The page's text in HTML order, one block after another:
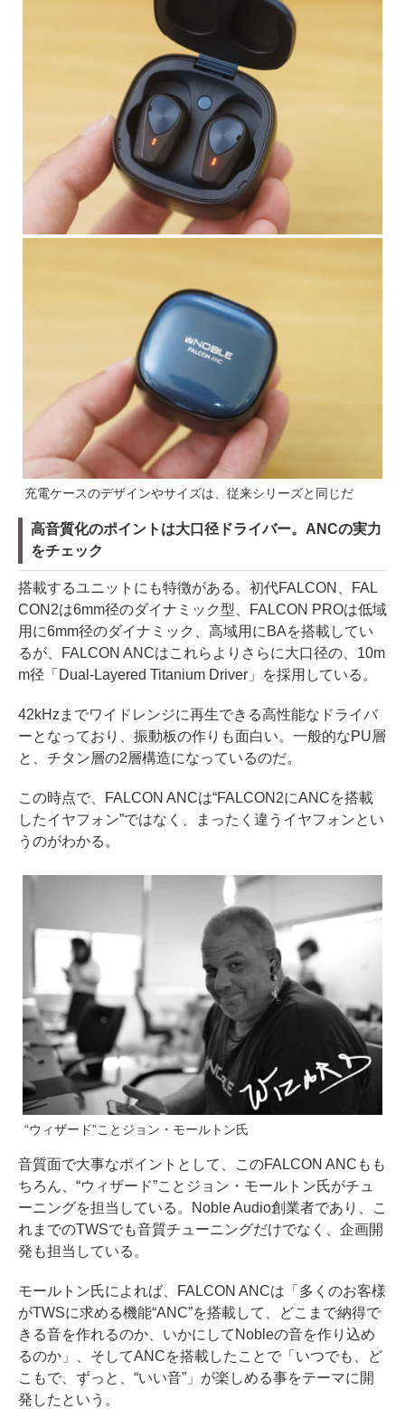
充電ケースのデザインやサイズは、従来シリーズと同じだ
高音質化のポイントは大口径ドライバー。ANCの実力
をチェック
搭載するユニットにも特徴がある。初代FALCON、FAL
CON2は6mm径のダイナミック型、FALCON PROは低域
用に6mm径のダイナミック、高域用にBAを搭載してい
るが、FALCON ANCはこれらよりさらに大口径の、10m
m径「Dual-Layered Titanium Driver」を採用している。
42kHzまでワイドレンジに再生できる高性能なドライバ
ーとなっており、振動板の作りも面白い。一般的なPU層
と、チタン層の2層構造になっているのだ。
この時点で、FALCON ANCは“FALCON2にANCを搭載
したイヤフォン”ではなく、まったく違うイヤフォンとい
うのがわかる。
“ウィザード”ことジョン・モールトン氏
音質面で大事なポイントとして、このFALCON ANCもも
ちろん、“ウィザード”ことジョン・モールトン氏がチュ
ーニングを担当している。Noble Audio創業者であり、こ
れまでのTWSでも音質チューニングだけでなく、企画開
発も担当している。
モールトン氏によれば、FALCON ANCは「多くのお客様
がTWSに求める機能“ANC”を搭載して、どこまで納得で
きる音を作れるのか、いかにしてNobleの音を作り込め
るのか」、そしてANCを搭載したことで「いつでも、ど
こもで、ずっと、“いい音”」が楽しめる事をテーマに開
発したという。